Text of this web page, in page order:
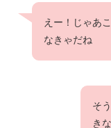
えー！じゃあ
なきゃだね
そ
き